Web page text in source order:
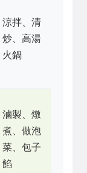
涼拌、清
炒、高湯
火鍋
滷製、燉
煮、做泡
菜、包子
餡